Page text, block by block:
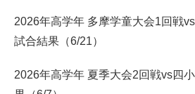
2026年高学年 多摩学童大会1回戦
試合結果（6/21）
2026年高学年 夏季大会2回戦vs四